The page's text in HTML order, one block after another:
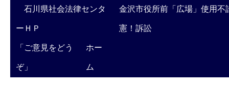
石川県社会法律センタ
ーＨＰ
金沢市役所前「広場」使用不
憲！訴訟
「ご意見をどう
ぞ」
ホー
ム